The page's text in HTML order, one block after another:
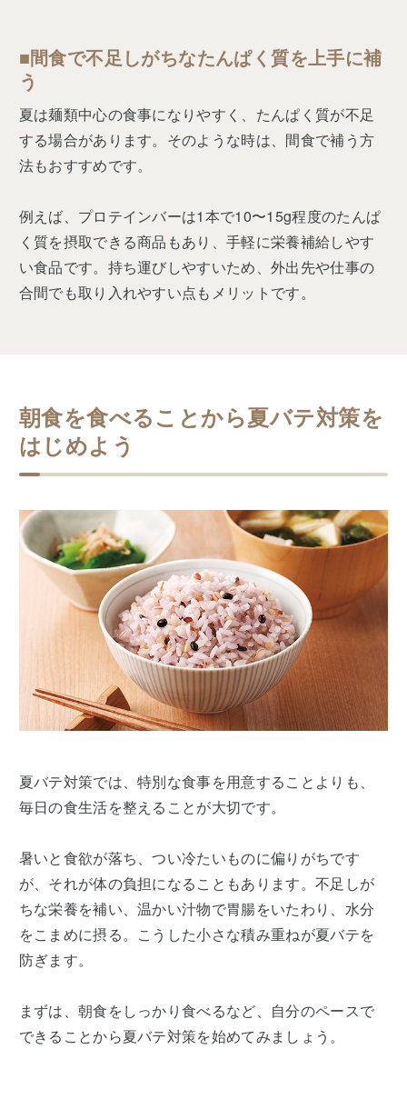
■間食で不足しがちなたんぱく質を上手に補
う
夏は麺類中心の食事になりやすく、たんぱく質が不足
する場合があります。そのような時は、間食で補う方
法もおすすめです。
例えば、プロテインバーは1本で10〜15g程度のたんぱ
く質を摂取できる商品もあり、手軽に栄養補給しやす
い食品です。持ち運びしやすいため、外出先や仕事の
合間でも取り入れやすい点もメリットです。
朝食を食べることから夏バテ対策を
はじめよう
夏バテ対策では、特別な食事を用意することよりも、
毎日の食生活を整えることが大切です。
暑いと食欲が落ち、つい冷たいものに偏りがちです
が、それが体の負担になることもあります。不足しが
ちな栄養を補い、温かい汁物で胃腸をいたわり、水分
をこまめに摂る。こうした小さな積み重ねが夏バテを
防ぎます。
まずは、朝食をしっかり食べるなど、自分のペースで
できることから夏バテ対策を始めてみましょう。